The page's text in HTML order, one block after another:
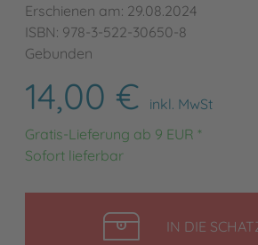
Erschienen am: 29.08.2024
ISBN: 978-3-522-30650-8
Gebunden
14,00 €
inkl. MwSt
Gratis-Lieferung ab 9 EUR *
Sofort lieferbar
IN DIE